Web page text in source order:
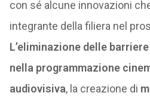
con sé alcune innovazioni
integrante della filiera nel
L’eliminazione delle
nella programmazione
audiovisiva, la creazione di